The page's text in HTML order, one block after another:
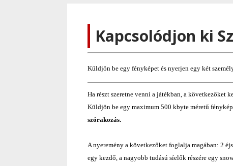
Kapcsolódjon ki
Küldjön be egy fényképet és nyerjen egy két
Ha részt szeretne venni a játékban, a következőket
Küldjön be egy maximum 500 kbyte méretű
szórakozás.
A nyeremény a következőket foglalja magában: 2
egy kezdő, a nagyobb tudású síelők részére egy